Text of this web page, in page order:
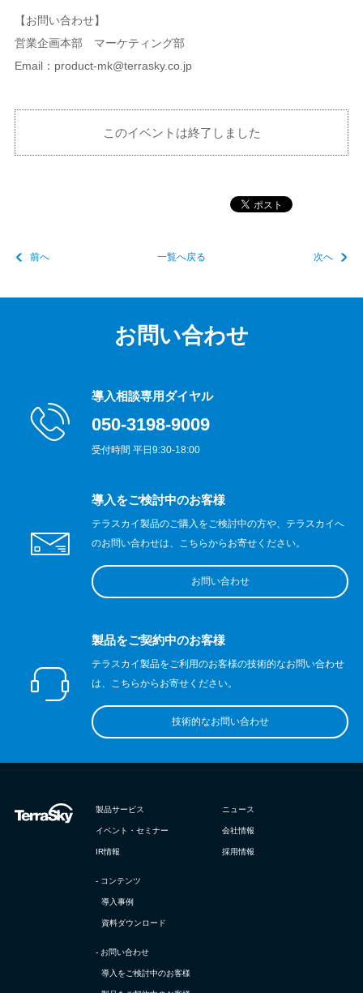
【お問い合わせ】
営業企画本部 マーケティング部
Email：product-mk@terrasky.co.jp
このイベントは終了しました
前へ 一覧へ戻る 次へ
お問い合わせ
導入相談専用ダイヤル
050-3198-9009
受付時間 平日9:30-18:00
導入をご検討中のお客様
テラスカイ製品のご購入をご検討中の方や、テラスカイへ
のお問い合わせは、こちらからお寄せください。
お問い合わせ
製品をご契約中のお客様
テラスカイ製品をご利用のお客様の技術的なお問い合わせ
は、こちらからお寄せください。
技術的なお問い合わせ
製品サービス ニュース
イベント・セミナー 会社情報
IR情報 採用情報
- コンテンツ
導入事例
資料ダウンロード
- お問い合わせ
導入をご検討中のお客様